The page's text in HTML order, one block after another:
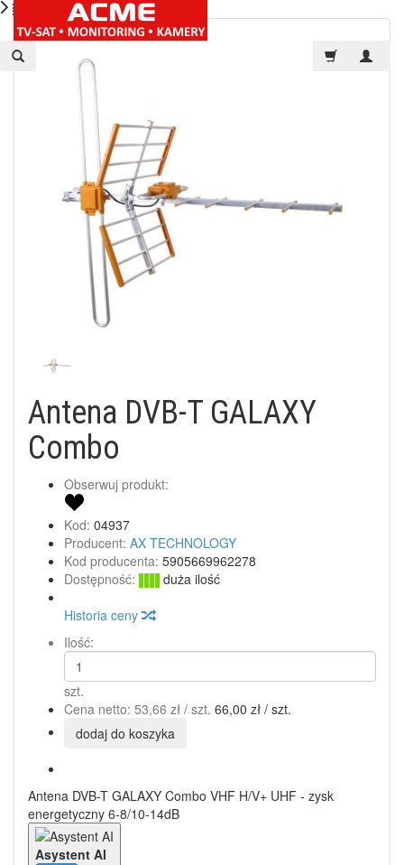
Antena DVB-T GALAXY
Combo
Obserwuj produkt:
Kod: 04937
Producent: AX TECHNOLOGY
Kod producenta: 5905669962278
Dostępność:
duża ilość
Historia ceny
Ilość:
szt.
Cena netto: 53,66 zł / szt. 66,00 zł / szt.
dodaj do koszyka
Antena DVB-T GALAXY Combo VHF H/V+ UHF - zysk
energetyczny 6-8/10-14dB
Asystent AI